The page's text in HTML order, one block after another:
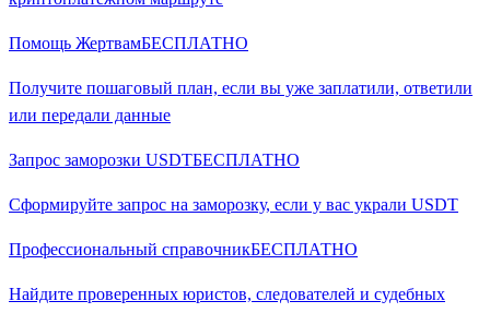
Помощь ЖертвамБЕСПЛАТНО
Получите пошаговый план, если вы уже заплатили, ответили
или передали данные
Запрос заморозки USDTБЕСПЛАТНО
Сформируйте запрос на заморозку, если у вас украли USDT
Профессиональный справочникБЕСПЛАТНО
Найдите проверенных юристов, следователей и судебных